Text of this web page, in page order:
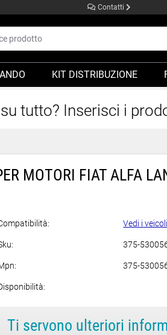
Contatti
KIT DISTRIBUZIONE
tutto? Inserisci i
MOTORI FIAT ALFA
Vedi i
375-
375-
Ti servono ulteriori